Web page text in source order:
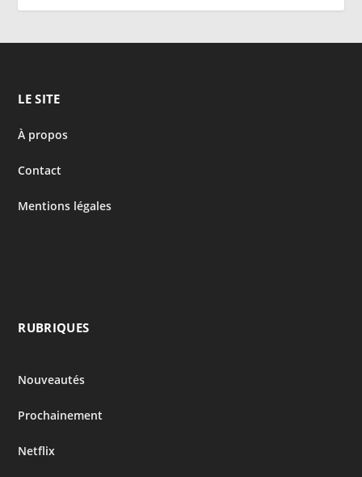
LE SITE
À propos
Contact
Mentions légales
RUBRIQUES
Nouveautés
Prochainement
Netflix